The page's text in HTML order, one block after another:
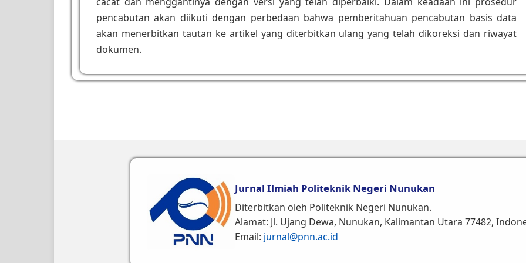
pencabutan akan diikuti dengan perbedaan bahwa pemberitahuan pencabutan basis data
akan menerbitkan tautan ke artikel yang diterbitkan ulang yang telah dikoreksi dan riwayat
dokumen.
Jurnal Ilmiah Politeknik Negeri Nunukan
Diterbitkan oleh Politeknik Negeri Nunukan.
Alamat: Jl. Ujang Dewa, Nunukan, Kalimantan Utara 77482,
Email: jurnal@pnn.ac.id